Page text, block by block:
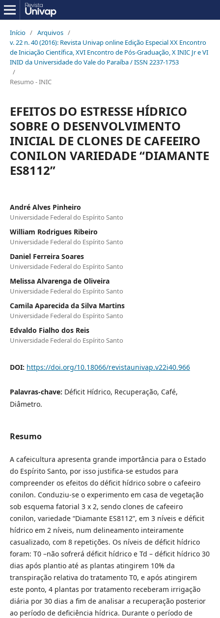
Início / Arquivos /
v. 22 n. 40 (2016): Revista Univap online Edição Especial XX Encontro
de Iniciação Científica, XVI Encontro de Pós-Graduação, X INIC Jr e VI
INID da Universidade do Vale do Paraíba / ISSN 2237-1753
/
Resumo - INIC
EFEITOS DO ESTRESSE HÍDRICO
SOBRE O DESENVOLVIMENTO
INICIAL DE CLONES DE CAFEEIRO
CONILON VARIEDADE “DIAMANTE
ES8112”
André Alves Pinheiro
Universidade Federal do Espírito Santo
William Rodrigues Ribeiro
Universidade Federal do Espírito Santo
Daniel Ferreira Soares
Universidade Federal do Espírito Santo
Melissa Alvarenga de Oliveira
Universidade Federal do Espírito Santo
Camila Aparecida da Silva Martins
Universidade Federal do Espírito Santo
Edvaldo Fialho dos Reis
Universidade Federal do Espírito Santo
DOI: https://doi.org/10.18066/revistaunivap.v22i40.966
Palavras-chave: Déficit Hídrico, Recuperação, Café,
Diâmetro.
Resumo
A cafeicultura apresenta grande importância para o Estado
do Espírito Santo, por isso justifica-se estudos para
compreender os efeitos do déficit hídrico sobre o cafeeiro
conilon. Conduziu-se o experimento em casa de vegetação
sob esquema fatorial 3 x 2, sendo clones de cafeeiro
conilon, variedade “Diamante ES8112”, em 3 níveis e déficit
hídrico em 2 níveis, num delineamento inteiramente
casualizado, com 8 repetições. Os níveis de déficit hídrico
foram: T0 –não sofrerá déficit hídrico e Td – déficit hídrico 30
dias após plantio até as plantas atingirem 10% da
transpiração relativa do tratamento T0, e após atingirem
este ponto, 4 plantas por tratamento receberam irrigação
diária por 30 dias a fim de analisar a recuperação posterior
ao período de deficiência hídrica. Durante o período de